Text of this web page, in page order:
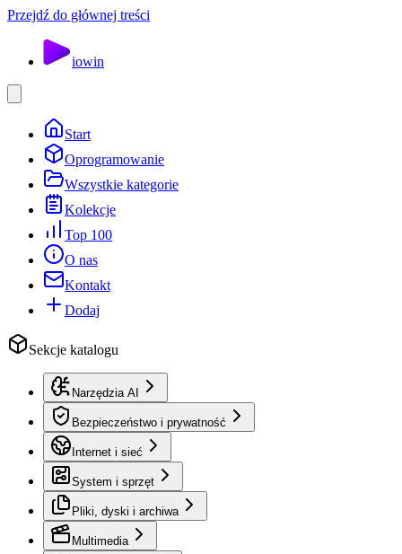
Przejdź do głównej treści
iowin
Start
Oprogramowanie
Wszystkie kategorie
Kolekcje
Top 100
O nas
Kontakt
Dodaj
Sekcje katalogu
Narzędzia AI
Bezpieczeństwo i prywatność
Internet i sieć
System i sprzęt
Pliki, dyski i archiwa
Multimedia